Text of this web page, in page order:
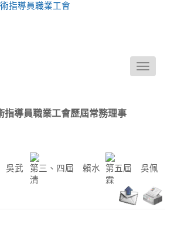
Toggle
指導員職業工會歷屆常務理事
吳武 第三、四屆 賴水
清
第五屆 吳佩
霖